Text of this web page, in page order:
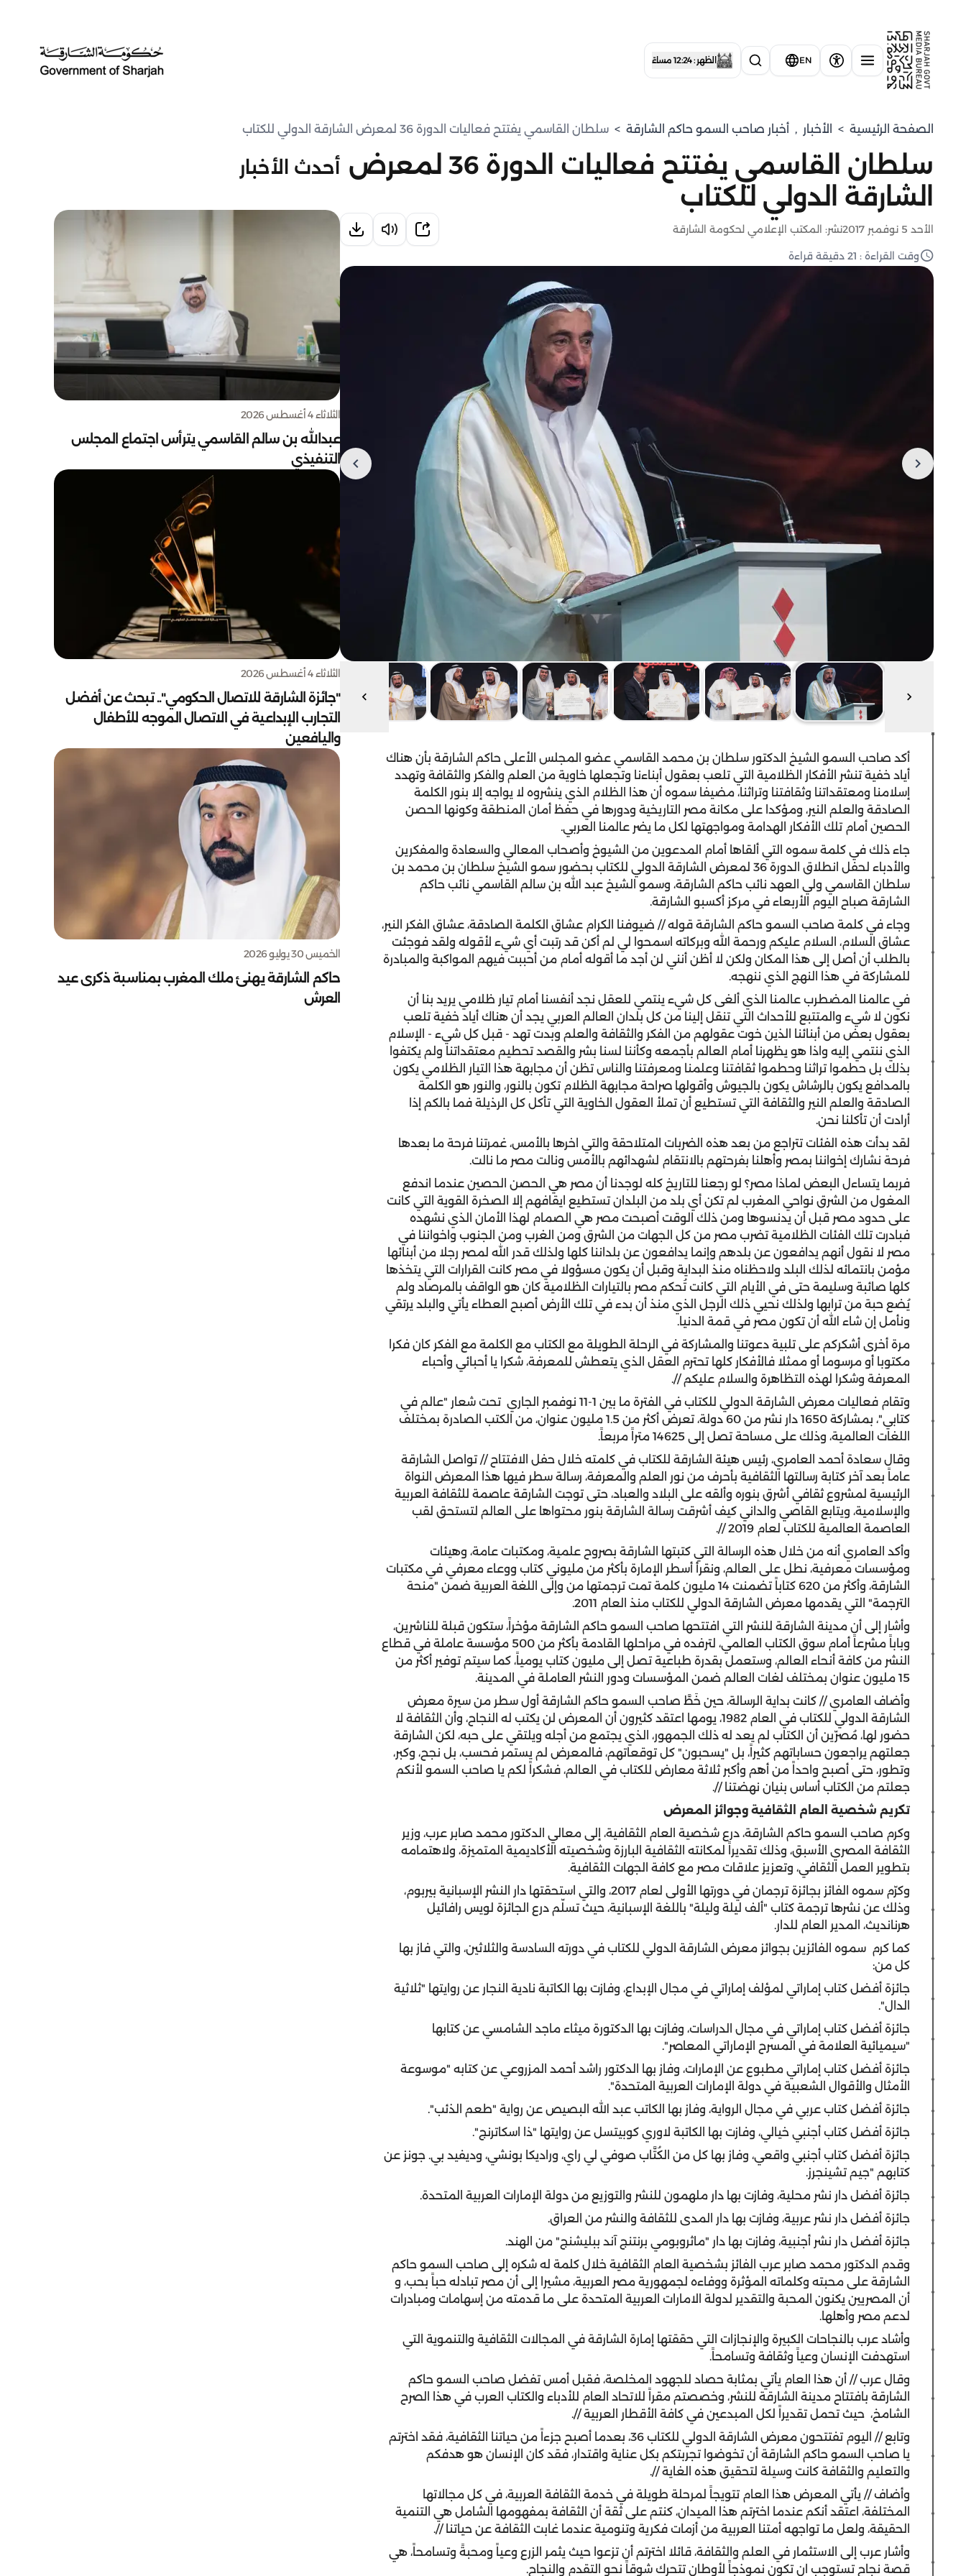
EN الظهر : 12:24 مساءً
الصفحة الرئيسية > الأخبار , أخبار صاحب السمو حاكم الشارقة > سلطان القاسمي يفتتح فعاليات الدورة 36 لمعرض الشارقة الدولي للكتاب
سلطان القاسمي يفتتح فعاليات الدورة 36 لمعرض
الشارقة الدولي للكتاب
الأحد 5 نوفمبر 2017 نشر: المكتب الإعلامي لحكومة الشارقة
وقت القراءة : 21 دقيقة قراءة
أكد صاحب السمو الشيخ الدكتور سلطان بن محمد القاسمي عضو المجلس الأعلى حاكم الشارقة بأن هناك
أياد خفية تنشر الأفكار الظلامية التي تلعب بعقول أبناءنا وتجعلها خاوية من العلم والفكر والثقافة وتهدد
إسلامنا ومعتقداتنا وثقافتنا وتراثنا، مضيفا سموه أن هذا الظلام الذي ينشروه لا يواجه إلا بنور الكلمة
الصادقة والعلم النير، ومؤكدا على مكانة مصر التاريخية ودورها في حفظ أمان المنطقة وكونها الحصن
الحصين أمام تلك الأفكار الهدامة ومواجهتها لكل ما يضر عالمنا العربي.
جاء ذلك في كلمة سموه التي ألقاها أمام المدعوين من الشيوخ وأصحاب المعالي والسعادة والمفكرين
والأدباء لحفل انطلاق الدورة 36 لمعرض الشارقة الدولي للكتاب بحضور سمو الشيخ سلطان بن محمد بن
سلطان القاسمي ولي العهد نائب حاكم الشارقة، وسمو الشيخ عبد الله بن سالم القاسمي نائب حاكم
الشارقة صباح اليوم الأربعاء في مركز أكسبو الشارقة.
وجاء في كلمة صاحب السمو حاكم الشارقة قوله // ضيوفنا الكرام عشاق الكلمة الصادقة، عشاق الفكر النير،
عشاق السلام، السلام عليكم ورحمة الله وبركاته اسمحوا لي لم أكن قد رتبت أي شيء لأقوله ولقد فوجئت
بالطلب أن أصل إلى هذا المكان ولكن لا أظن أنني لن أجد ما أقوله أمام من أحببت فيهم المواكبة والمبادرة
للمشاركة في هذا النهج الذي ننهجه.
في عالمنا المضطرب عالمنا الذي ألغى كل شيء ينتمي للعقل نجد أنفسنا أمام تيار ظلامي يريد بنا أن
نكون لا شيء والمتتبع للأحداث التي تنقل إلينا من كل بلدان العالم العربي يجد أن هناك أياد خفية تلعب
بعقول بعض من أبنائنا الذين خوت عقولهم من الفكر والثقافة والعلم وبدت تهد - قبل كل شيء - الإسلام
الذي ننتمي إليه واذا هو يظهرنا أمام العالم بأجمعه وكأننا لسنا بشر والقصد تحطيم معتقداتنا ولم يكتفوا
بذلك بل حطموا تراثنا وحطموا ثقافتنا وعلمنا ومعرفتنا والناس تظن أن مجابهة هذا التيار الظلامي يكون
بالمدافع يكون بالرشاش يكون بالجيوش وأقولها صراحة مجابهة الظلام تكون بالنور، والنور هو الكلمة
الصادقة والعلم النير والثقافة التي تستطيع أن تملأ العقول الخاوية التي تأكل كل الرذيلة فما بالكم إذا
أرادت أن تأكلنا نحن.
لقد بدأت هذه الفئات تتراجع من بعد هذه الضربات المتلاحقة والتي اخرها بالأمس، غمرتنا فرحة ما بعدها
فرحة نشارك إخواننا بمصر وأهلنا بفرحتهم بالانتقام لشهدائهم بالأمس ونالت مصر ما نالت.
فربما يتساءل البعض لماذا مصر؟ لو رجعنا للتاريخ كله لوجدنا أن مصر هي الحصن الحصين عندما اندفع
المغول من الشرق نواحي المغرب لم تكن أي بلد من البلدان تستطيع ايقافهم إلا الصخرة القوية التي كانت
على حدود مصر قبل أن يدنسوها ومن ذلك الوقت أصبحت مصر هي الصمام لهذا الأمان الذي نشهده
فبادرت تلك الفئات الظلامية تضرب مصر من كل الجهات من الشرق ومن الغرب ومن الجنوب واخواننا في
مصر لا نقول أنهم يدافعون عن بلدهم وإنما يدافعون عن بلداننا كلها ولذلك قدر الله لمصر رجلا من أبنائها
مؤمن بانتمائه لذلك البلد ولاحظناه منذ البداية وقبل أن يكون مسؤولا في مصر كانت القرارات التي يتخذها
كلها صائبة وسليمة حتى في الأيام التي كانت تُحكم مصر بالتيارات الظلامية كان هو الواقف بالمرصاد ولم
يُضع حبة من ترابها ولذلك نحيي ذلك الرجل الذي منذ أن بدء في تلك الأرض أصبح العطاء يأتي والبلد يرتقي
ونأمل إن شاء الله أن تكون مصر في قمة الدنيا.
مرة أخرى أشكركم على تلبية دعوتنا والمشاركة في الرحلة الطويلة مع الكتاب مع الكلمة مع الفكر كان فكرا
مكتوبا أو مرسوما أو ممثلا فالأفكار كلها تحترم العقل الذي يتعطش للمعرفة، شكرا يا أحبائي وأحباء
المعرفة وشكرا لهذه التظاهرة والسلام عليكم //.
وتقام فعاليات معرض الشارقة الدولي للكتاب في الفترة ما بين 1-11 نوفمبر الجاري تحت شعار "عالم في
كتابي"، بمشاركة 1650 دار نشر من 60 دولة، تعرض أكثر من 1.5 مليون عنوان، من الكتب الصادرة بمختلف
اللغات العالمية، وذلك على مساحة تصل إلى 14625 متراً مربعاً.
وقال سعادة أحمد العامري، رئيس هيئة الشارقة للكتاب في كلمته خلال حفل الافتتاح // تواصل الشارقة
عاماً بعد آخر كتابة رسالتها الثقافية بأحرف من نور العلم والمعرفة، رسالة سطر فيها هذا المعرض النواة
الرئيسية لمشروع ثقافي أشرق بنوره وألقه على البلاد والعباد، حتى توجت الشارقة عاصمة للثقافة العربية
والإسلامية، ويتابع القاصي والداني كيف أشرقت رسالة الشارقة بنور محتواها على العالم لتستحق لقب
العاصمة العالمية للكتاب لعام 2019 //.
وأكد العامري أنه من خلال هذه الرسالة التي كتبتها الشارقة بصروح علمية، ومكتبات عامة، وهيئات
ومؤسسات معرفية، نطل على العالم، ونقرأ أسطر الإمارة بأكثر من مليوني كتاب ووعاء معرفي في مكتبات
الشارقة، وأكثر من 620 كتاباً تضمنت 14 مليون كلمة تمت ترجمتها من وإلى اللغة العربية ضمن "منحة
الترجمة" التي يقدمها معرض الشارقة الدولي للكتاب منذ العام 2011.
وأشار إلى أن مدينة الشارقة للنشر التي افتتحها صاحب السمو حاكم الشارقة مؤخراً، ستكون قبلة للناشرين،
وباباً مشرعاً أمام سوق الكتاب العالمي، لترفده في مراحلها القادمة بأكثر من 500 مؤسسة عاملة في قطاع
النشر من كافة أنحاء العالم، وستعمل بقدرة طباعية تصل إلى مليون كتاب يومياً، كما سيتم توفير أكثر من
15 مليون عنوان بمختلف لغات العالم ضمن المؤسسات ودور النشر العاملة في المدينة.
وأضاف العامري // كانت بداية الرسالة، حين خَطَّ صاحب السمو حاكم الشارقة أول سطر من سيرة معرض
الشارقة الدولي للكتاب في العام 1982، يومها اعتقد كثيرون أن المعرض لن يكتب له النجاح، وأن الثقافة لا
حضور لها، مُصرّين أن الكتاب لم يعد له ذلك الجمهور، الذي يجتمع من أجله ويلتقي على حبه، لكن الشارقة
جعلتهم يراجعون حساباتهم كثيراً، بل "يسحبون" كل توقعاتهم، فالمعرض لم يستمر فحسب، بل نجح، وكبر،
وتطور، حتى أصبح واحداً من أهم وأكبر ثلاثة معارض للكتاب في العالم، فشكراً لكم يا صاحب السمو لأنكم
جعلتم من الكتاب أساس بنيان نهضتنا //.
تكريم شخصية العام الثقافية وجوائز المعرض
وكرم صاحب السمو حاكم الشارقة، درع شخصية العام الثقافية، إلى معالي الدكتور محمد صابر عرب، وزير
الثقافة المصري الأسبق، وذلك تقديراً لمكانته الثقافية البارزة وشخصيته الأكاديمية المتميزة، ولاهتمامه
بتطوير العمل الثقافي، وتعزيز علاقات مصر مع كافة الجهات الثقافية.
وكرّم سموه الفائز بجائزة ترجمان في دورتها الأولى لعام 2017، والتي استحقتها دار النشر الإسبانية بيربوم،
وذلك عن نشرها ترجمة كتاب "ألف ليلة وليلة" باللغة الإسبانية، حيث تسلّم درع الجائزة لويس رافائيل
هرنانديث، المدير العام للدار.
كما كرم سموه الفائزين بجوائز معرض الشارقة الدولي للكتاب في دورته السادسة والثلاثين، والتي فاز بها
كل من:
جائزة أفضل كتاب إماراتي لمؤلف إماراتي في مجال الإبداع، وفازت بها الكاتبة نادية النجار عن روايتها "ثلاثية
الدال".
جائزة أفضل كتاب إماراتي في مجال الدراسات، وفازت بها الدكتورة ميثاء ماجد الشامسي عن كتابها
"سيميائية العلامة في المسرح الإماراتي المعاصر".
جائزة أفضل كتاب إماراتي مطبوع عن الإمارات، وفاز بها الدكتور راشد أحمد المزروعي عن كتابه "موسوعة
الأمثال والأقوال الشعبية في دولة الإمارات العربية المتحدة".
جائزة أفضل كتاب عربي في مجال الرواية، وفاز بها الكاتب عبد الله البصيص عن رواية "طعم الذئب".
جائزة أفضل كتاب أجنبي خيالي، وفازت بها الكاتبة لاوري كوبيتسل عن روايتها "ذا اسكاترنج".
جائزة أفضل كتاب أجنبي واقعي، وفاز بها كل من الكُتَّاب صوفي لي راي، وراديكا بونشي، وديفيد بي. جونز عن
كتابهم "جيم تشينجرز.
جائزة أفضل دار نشر محلية، وفازت بها دار ملهمون للنشر والتوزيع من دولة الإمارات العربية المتحدة.
جائزة أفضل دار نشر عربية، وفازت بها دار المدى للثقافة والنشر من العراق.
جائزة أفضل دار نشر أجنبية، وفازت بها دار "ماثروبومي برنتنج آند ببليشنج" من الهند.
وقدم الدكتور محمد صابر عرب الفائز بشخصية العام الثقافية خلال كلمة له شكره إلى صاحب السمو حاكم
الشارقة على محبته وكلماته المؤثرة ووفاءه لجمهورية مصر العربية، مشيرا إلى أن مصر تبادله حباً بحب، و
أن المصريين يكنون المحبة والتقدير لدولة الامارات العربية المتحدة على ما قدمته من إسهامات ومبادرات
لدعم مصر وأهلها.
وأشاد عرب بالنجاحات الكبيرة والإنجازات التي حققتها إمارة الشارقة في المجالات الثقافية والتنموية التي
استهدفت الإنسان وعياً وثقافة وتسامحاً.
وقال عرب // أن هذا العام يأتي بمثابة حصاد للجهود المخلصة، فقبل أمس تفضل صاحب السمو حاكم
الشارقة بافتتاح مدينة الشارقة للنشر، وخصصتم مقراً للاتحاد العام للأدباء والكتاب العرب في هذا الصرح
الشامخ، حيث تحمل تقديراً لكل المبدعين في كافة الأقطار العربية //.
وتابع // اليوم تفتتحون معرض الشارقة الدولي للكتاب 36، بعدما أصبح جزءاً من حياتنا الثقافية، فقد اخترتم
يا صاحب السمو حاكم الشارقة أن تخوضوا تجربتكم بكل عناية واقتدار، فقد كان الإنسان هو هدفكم
والتعليم والثقافة كانت وسيلة لتحقيق هذه الغاية //.
وأضاف // يأتي المعرض هذا العام تتويجاً لمرحلة طويلة في خدمة الثقافة العربية، في كل مجالاتها
المختلفة، اعتقد أنكم عندما اخترتم هذا الميدان، كنتم على ثقة أن الثقافة بمفهومها الشامل هي التنمية
الحقيقة، ولعل ما تواجهه أمتنا العربية من أزمات فكرية وتنومية عندما غابت الثقافة عن حياتنا //.
وأشار عرب إلى الاستثمار في العلم والثقافة، قائلا اخترتم أن تزعوا حيث يثمر الزرع وعياً ومحبةً وتسامحاً، هي
قصة نجاح تستوجب ان تكون نموذجاً لأوطان تتحرك شوقاً نحو التقدم والنجاح.
أحدث الأخبار
الثلاثاء 4 أغسطس 2026
عبدالله بن سالم القاسمي يترأس اجتماع المجلس
التنفيذي
الثلاثاء 4 أغسطس 2026
"جائزة الشارقة للاتصال الحكومي".. تبحث عن أفضل
التجارب الإبداعية في الاتصال الموجه للأطفال
واليافعين
الخميس 30 يوليو 2026
حاكم الشارقة يهنئ ملك المغرب بمناسبة ذكرى عيد
العرش